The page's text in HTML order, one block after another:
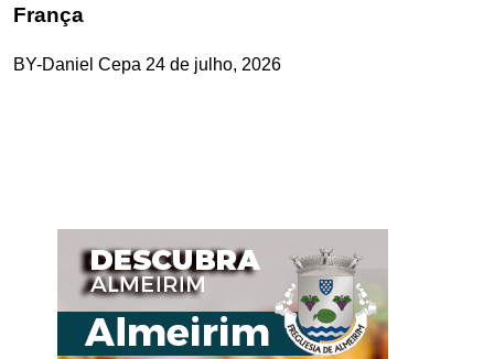
França
BY-Daniel Cepa 24 de julho, 2026